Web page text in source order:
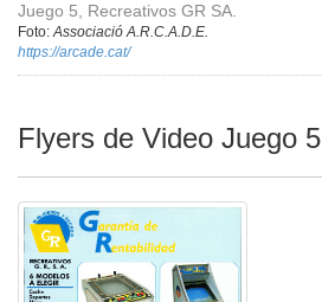
Juego 5, Recreativos GR SA.
Foto:Associació A.R.C.A.D.E.
https://arcade.cat/
Flyers de Video Juego 5